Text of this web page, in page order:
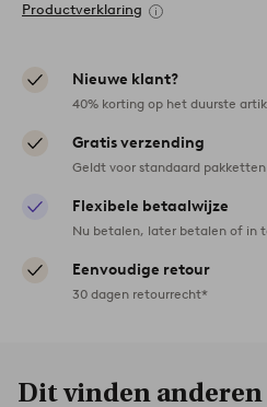
Productverklaring
Nieuwe klant?
40% korting op het duurste
Gratis verzending
Geldt voor standaard
Flexibele betaalwijze
Nu betalen, later betalen of in
Eenvoudige retour
30 dagen retourrecht*
Dit vinden